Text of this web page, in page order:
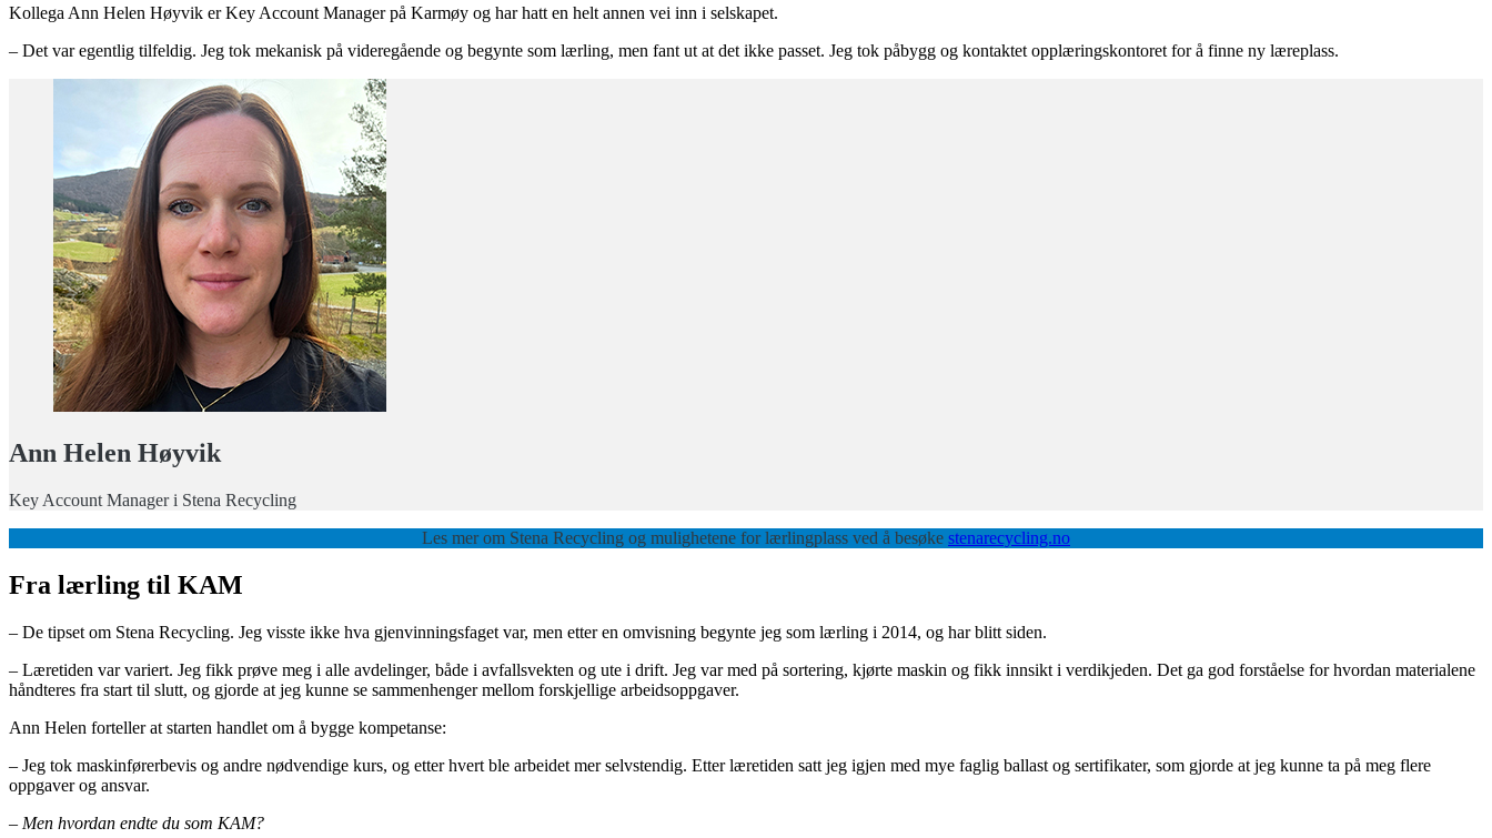
Kollega Ann Helen Høyvik er Key Account Manager på Karmøy og har hatt en helt annen vei inn i selskapet.
– Det var egentlig tilfeldig. Jeg tok mekanisk på videregående og begynte som lærling, men fant ut at det ikke passet. Jeg tok påbygg og kontaktet opplæringskontoret for å finne ny læreplass.
Ann Helen Høyvik
Key Account Manager i Stena Recycling
Les mer om Stena Recycling og mulighetene for lærlingplass ved å besøke stenarecycling.no
Fra lærling til KAM
– De tipset om Stena Recycling. Jeg visste ikke hva gjenvinningsfaget var, men etter en omvisning begynte jeg som lærling i 2014, og har blitt siden.
– Læretiden var variert. Jeg fikk prøve meg i alle avdelinger, både i avfallsvekten og ute i drift. Jeg var med på sortering, kjørte maskin og fikk innsikt i verdikjeden. Det ga god forståelse for hvordan materialene
håndteres fra start til slutt, og gjorde at jeg kunne se sammenhenger mellom forskjellige arbeidsoppgaver.
Ann Helen forteller at starten handlet om å bygge kompetanse:
– Jeg tok maskinførerbevis og andre nødvendige kurs, og etter hvert ble arbeidet mer selvstendig. Etter læretiden satt jeg igjen med mye faglig ballast og sertifikater, som gjorde at jeg kunne ta på meg flere
oppgaver og ansvar.
– Men hvordan endte du som KAM?